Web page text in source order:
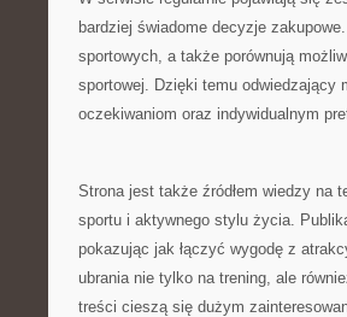
bardziej świadome decyzje
sportowych, a także porównują
sportowej. Dzięki temu odwiedzający
oczekiwaniom oraz indywidualnym
Strona jest także źródłem wiedzy na
sportu i aktywnego stylu życia.
pokazując jak łączyć wygodę z
ubrania nie tylko na trening, ale
treści cieszą się dużym